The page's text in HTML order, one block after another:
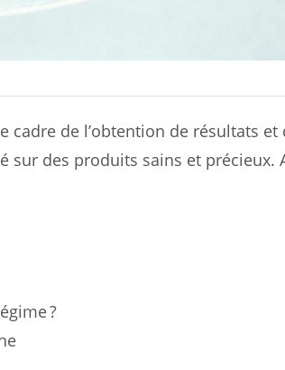
cadre de l’obtention de résultats et
des produits sains et précieux.
?